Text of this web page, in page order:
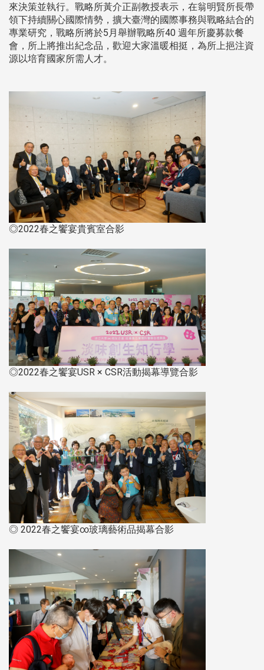
來決策並執行。戰略所黃介正副教授表示，在翁明賢所長帶
領下持續關心國際情勢，擴大臺灣的國際事務與戰略結合的
專業研究，戰略所將於5月舉辦戰略所40 週年所慶募款餐
會，所上將推出紀念品，歡迎大家溫暖相挺，為所上挹注資
源以培育國家所需人才。
◎2022春之饗宴貴賓室合影
◎2022春之饗宴USR × CSR活動揭幕導覽合影
◎ 2022春之饗宴∞玻璃藝術品揭幕合影